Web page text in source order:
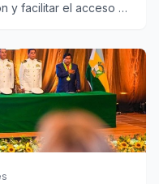
y facilitar el acceso a